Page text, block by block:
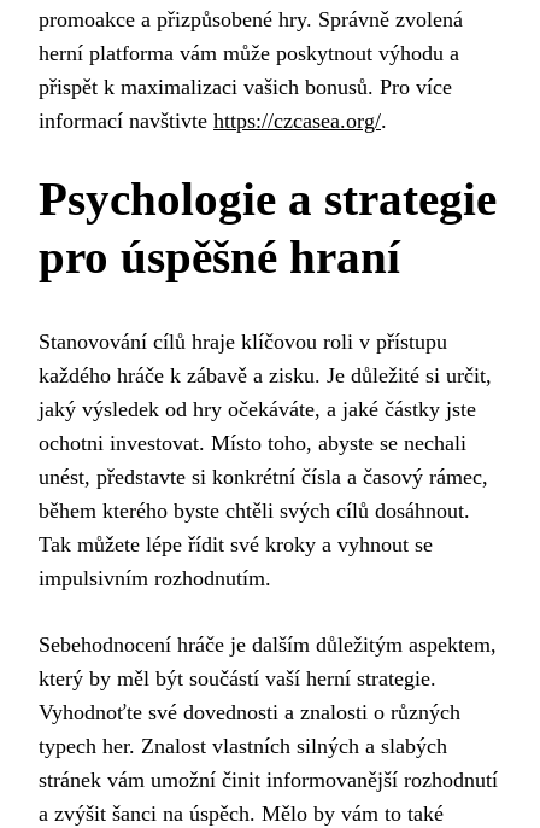
promoakce a přizpůsobené hry. Správně zvolená
herní platforma vám může poskytnout výhodu a
přispět k maximalizaci vašich bonusů. Pro více
informací navštivte https://czcasea.org/.
Psychologie a strategie
pro úspěšné hraní
Stanovování cílů hraje klíčovou roli v přístupu
každého hráče k zábavě a zisku. Je důležité si určit,
jaký výsledek od hry očekáváte, a jaké částky jste
ochotni investovat. Místo toho, abyste se nechali
unést, představte si konkrétní čísla a časový rámec,
během kterého byste chtěli svých cílů dosáhnout.
Tak můžete lépe řídit své kroky a vyhnout se
impulsivním rozhodnutím.
Sebehodnocení hráče je dalším důležitým aspektem,
který by měl být součástí vaší herní strategie.
Vyhodnoťte své dovednosti a znalosti o různých
typech her. Znalost vlastních silných a slabých
stránek vám umožní činit informovanější rozhodnutí
a zvýšit šanci na úspěch. Mělo by vám to také